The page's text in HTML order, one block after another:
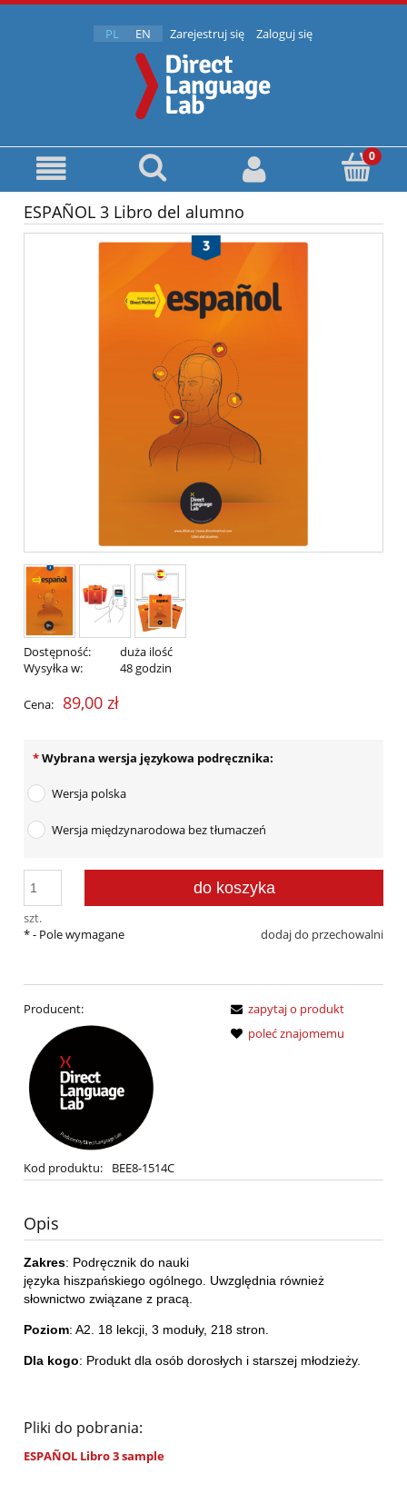
PL EN Zarejestruj się Zaloguj się
ESPAÑOL 3 Libro del alumno
Dostępność:
duża ilość
Wysyłka w:
48 godzin
Cena: 89,00 zł
*Wybrana wersja językowa podręcznika:
Wersja polska
Wersja międzynarodowa bez tłumaczeń
szt.
do koszyka
dodaj do przechowalni
*- Pole wymagane
Producent:
Kod produktu: BEE8-1514C
zapytaj o produkt
poleć znajomemu
Opis
Zakres: Podręcznik do nauki
języka hiszpańskiego ogólnego. Uwzględnia również
słownictwo związane z pracą.
Poziom: A2. 18 lekcji, 3 moduły, 218 stron.
Dla kogo: Produkt dla osób dorosłych i starszej młodzieży.
Pliki do pobrania:
ESPAÑOL Libro 3 sample